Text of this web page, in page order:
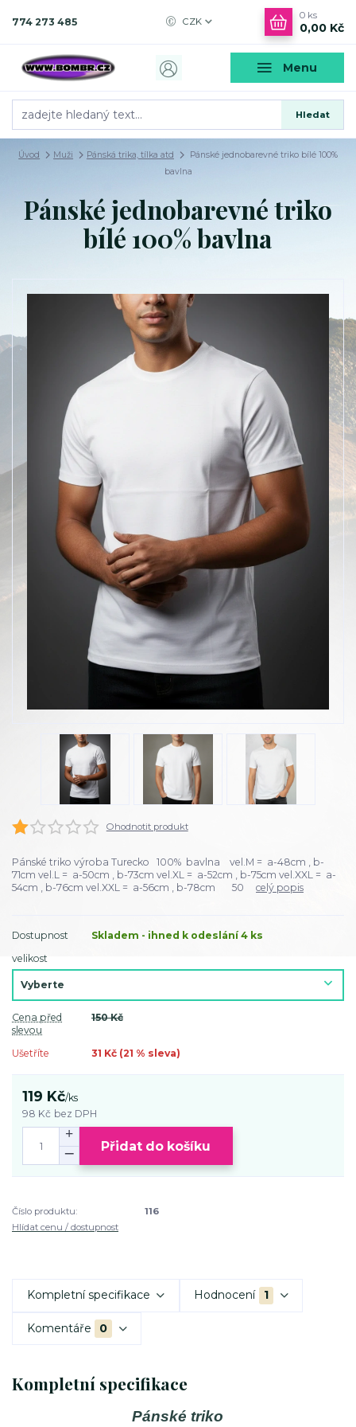
Menu
CZK
Hledat
774 273 485
0 ks
0,00 Kč
Úvod Muži Pánská trika, tílka atd
Pánské jednobarevné triko bílé 100%
bavlna
Pánské jednobarevné triko
bílé 100% bavlna
Ohodnotit produkt
Pánské triko výroba Turecko 100% bavlna vel.M = a-48cm , b-
71cm vel.L = a-50cm , b-73cm vel.XL = a-52cm , b-75cm vel.XXL = a-
54cm , b-76cm vel.XXL = a-56cm , b-78cm 50 celý popis
Dostupnost
Skladem - ihned k odeslání 4 ks
velikost
Cena před
slevou
150 Kč
Ušetříte 31 Kč (21 % sleva)
119 Kč/ks
98 Kč bez DPH
Přidat do košíku
Číslo produktu:
116
Hlídat cenu / dostupnost
Kompletní specifikace Hodnocení 1
Komentáře 0
Kompletní specifikace
Pánské triko